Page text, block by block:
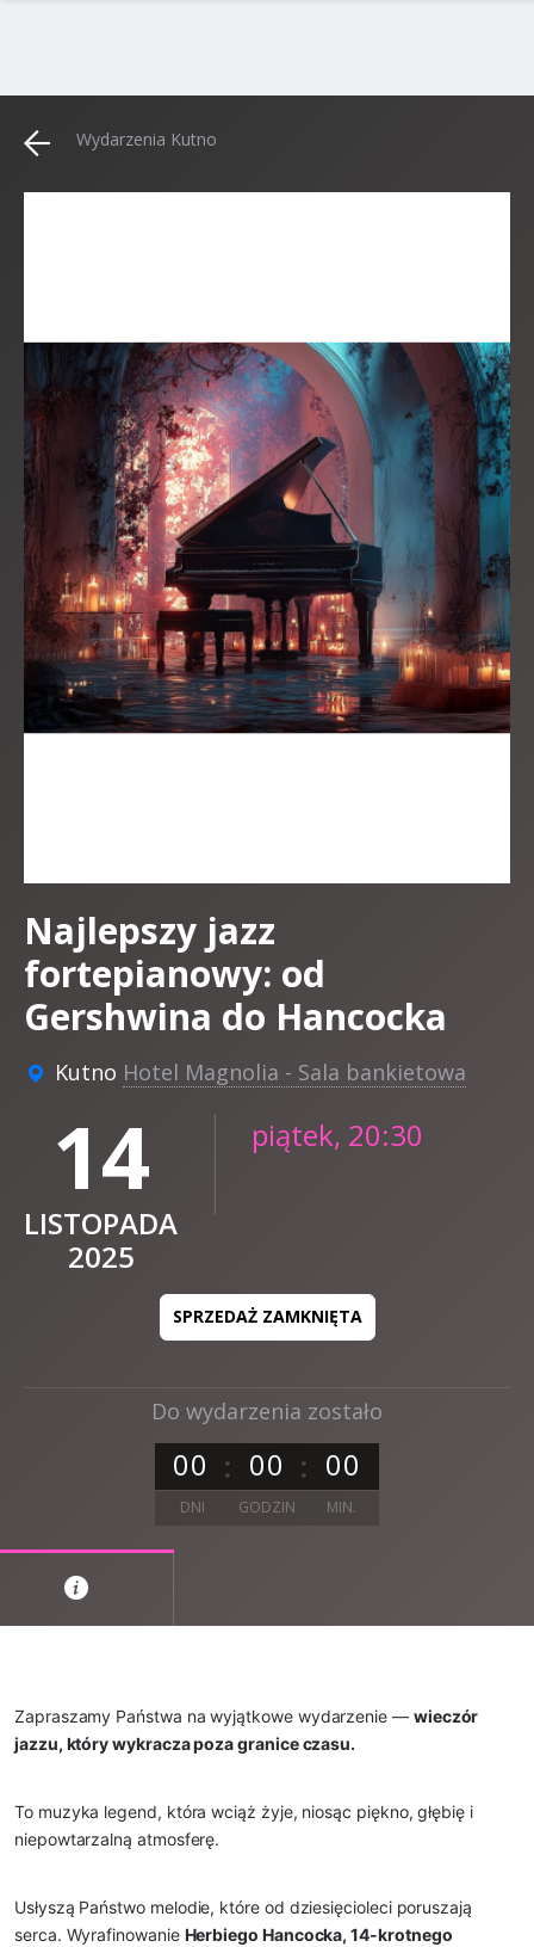
Wydarzenia Kutno
Do wydarzenia zostało
00 00 00
DNI GODZIN MIN.
Najlepszy jazz
fortepianowy: od
Gershwina do Hancocka
Kutno Hotel Magnolia - Sala bankietowa
14
LISTOPADA
2025
piątek, 20:30
SPRZEDAŻ ZAMKNIĘTA
Zapraszamy Państwa na wyjątkowe wydarzenie — wieczór
jazzu, który wykracza poza granice czasu.
To muzyka legend, która wciąż żyje, niosąc piękno, głębię i
niepowtarzalną atmosferę.
Usłyszą Państwo melodie, które od dziesięcioleci poruszają
serca. Wyrafinowanie Herbiego Hancocka, 14-krotnego